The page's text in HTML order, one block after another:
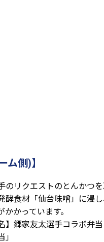
側)】
のリクエストのとんかつ
酵食材「仙台味噌」に浸
かかっています。
】郷家友太選手コラボ弁